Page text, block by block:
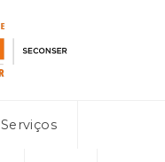
Serviços